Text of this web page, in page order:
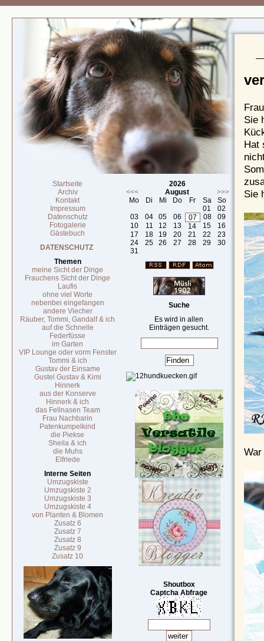
Startseite
Archiv
Kontakt
Impressum
Datenschutz
Fotogalerie
Gästebuch
DATENSCHUTZ
Themen
meine Sicht der Dinge
Frauchens Sicht der Dinge
Laufis
ohne viel Worte
nebenbei eingefangen
andere Viecher
Räuber, Tommi, Gandalf & ich
auf die Schnelle
Federfüsse
im Garten
VIP Lounge oder vorm Fenster
Tommi & ich
Gustav der Einsame
Gustel Gustav & Kimi
Hinnerk
aus der Konserve
Hinnerk & ich
das Fellnasen Team
Frau Nachbarin
Patenkumpelkind
die Piekse
Sheila & ich
die Muhs
Elfriede
Interne Seiten
Umzugskiste
Umzugskiste 2
Umzugskiste 3
Umzugskiste 4
von Planten & Blomen
Zusatz 6
Zusatz 7
Zusatz 8
Zusatz 9
Zusatz 10
2026
<<<
August
>>>
Mo
Di Mi Do Fr Sa
So
01
02
03
04 05 06 07 08
09
10
11 12 13 14 15
16
17
18 19 20 21 22
23
24
25 26 27 28 29
30
31
Suche
Es wird in allen
Einträgen gesucht.
Shoutbox
Captcha Abfrage
Sie
Hat
Sie